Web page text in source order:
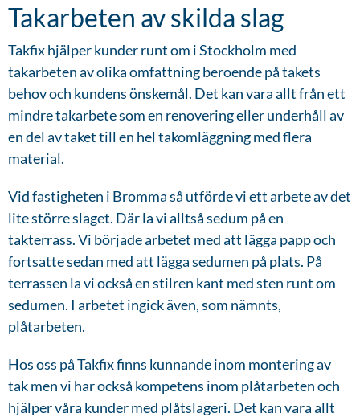
Takarbeten av skilda slag
Takfix hjälper kunder runt om i Stockholm med
takarbeten av olika omfattning beroende på takets
behov och kundens önskemål. Det kan vara allt från ett
mindre takarbete som en renovering eller underhåll av
en del av taket till en hel takomläggning med flera
material.
Vid fastigheten i Bromma så utförde vi ett arbete av det
lite större slaget. Där la vi alltså sedum på en
takterrass. Vi började arbetet med att lägga papp och
fortsatte sedan med att lägga sedumen på plats. På
terrassen la vi också en stilren kant med sten runt om
sedumen. I arbetet ingick även, som nämnts,
plåtarbeten.
Hos oss på Takfix finns kunnande inom montering av
tak men vi har också kompetens inom plåtarbeten och
hjälper våra kunder med plåtslageri. Det kan vara allt